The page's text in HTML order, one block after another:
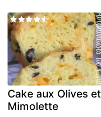
Cake aux Olives et
Mimolette